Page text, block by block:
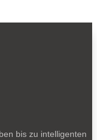
bis zu intelligenten